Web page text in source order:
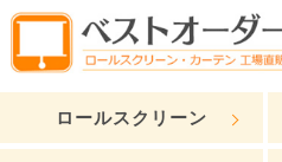
ロールスクリーン